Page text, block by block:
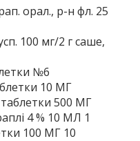
орал., р-н фл. 25
100 мг/2 г саше,
№6
10 МГ
500 МГ
4 % 10 МЛ 1
100 МГ 10